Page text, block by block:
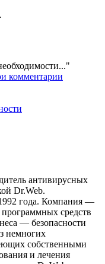
комментарии
антивирусных
Dr.Web.
года. Компания —
средств
— безопасности
немногих
собственными
и лечения